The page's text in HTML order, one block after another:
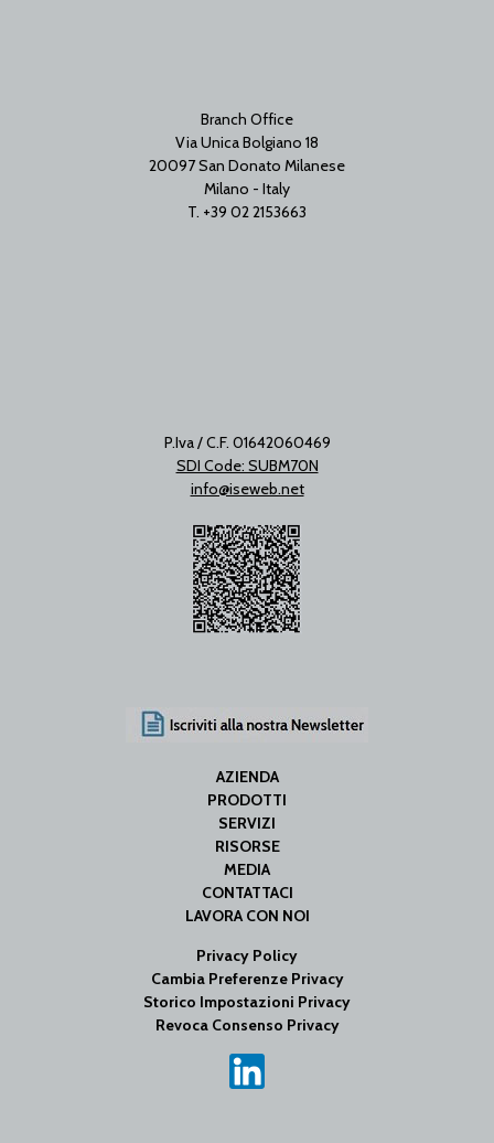
Branch Office
Via Unica Bolgiano 18
20097 San Donato Milanese
Milano - Italy
T. +39 02 2153663
P.Iva / C.F. 01642060469
SDI Code: SUBM70N
info@iseweb.net
AZIENDA
PRODOTTI
SERVIZI
RISORSE
MEDIA
CONTATTACI
LAVORA CON NOI
Privacy Policy
Cambia Preferenze Privacy
Storico Impostazioni Privacy
Revoca Consenso Privacy